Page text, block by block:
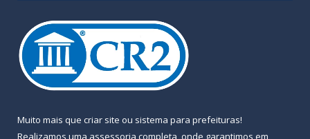
Muito mais que criar site ou sistema para prefeituras!
Realizamos uma assessoria completa, onde garantimos em